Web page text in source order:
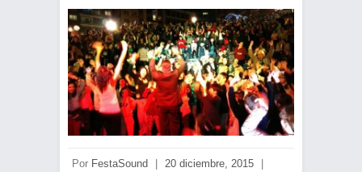
Por FestaSound | 20 diciembre, 2015
|